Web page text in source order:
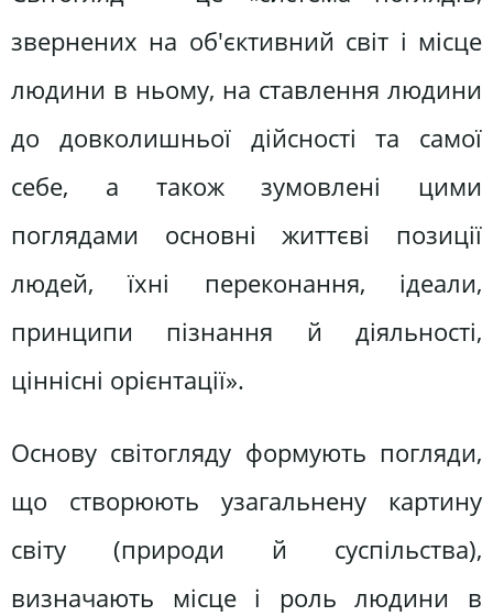
звернених на об'єктивний світ і місце
людини в ньому, на ставлення людини
до довколишньої дійсності та самої
себе, а також зумовлені цими
поглядами основні життєві позиції
людей, їхні переконання, ідеали,
принципи пізнання й діяльності,
ціннісні орієнтації».
Основу світогляду формують погляди,
що створюють узагальнену картину
світу (природи й суспільства),
визначають місце і роль людини в